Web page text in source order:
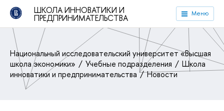
ШКОЛА ИННОВАТИКИ И
ПРЕДПРИНИМАТЕЛЬСТВА Меню
Национальный исследовательский университет «Высшая
школа экономики»
Учебные подразделения
Школа
инноватики и предпринимательства
Новости